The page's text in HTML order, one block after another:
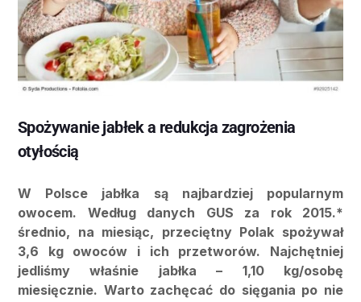
Spożywanie jabłek a redukcja zagrożenia
otyłością
W Polsce jabłka są najbardziej popularnym
owocem. Według danych GUS za rok 2015.*
średnio, na miesiąc, przeciętny Polak spożywał
3,6 kg owoców i ich przetworów. Najchętniej
jedliśmy właśnie jabłka – 1,10 kg/osobę
miesięcznie. Warto zachęcać do sięgania po nie